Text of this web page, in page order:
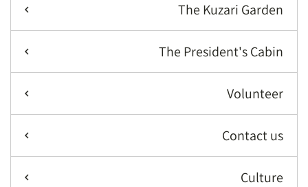
The Kuzari Garden
The President's Cabin
Volunteer
Contact us
Culture